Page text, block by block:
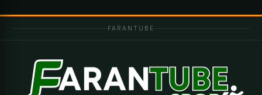
FARANTUBE